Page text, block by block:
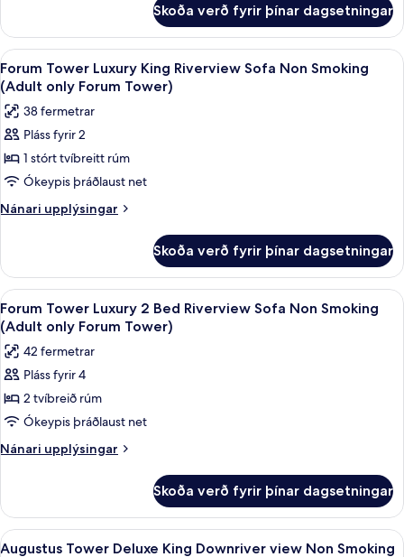
view
Non
Smoking
(Adult
only
Forum
Tower)
Tower
Deluxe
2
Bed
Downriver
view
Non
(Adult
only
Tower)
Skoða verð fyrir þínar dagsetningar
Skoða
allar
myndir
fyrir
Forum
Tower
Luxury
King
Non
Smoking
(Adult
only
Forum
Tower)
Rúmföt af bestu gerð, rúm með
4
Forum Tower Luxury King Riverview Sofa Non Smoking
(Adult only Forum Tower)
38 fermetrar
Pláss fyrir 2
1 stórt tvíbreitt rúm
Ókeypis þráðlaust net
Nánari upplýsingar
Nánari
Tower
Luxury
King
Riverview
Sofa
Non
Smoking
only
Forum
Skoða verð fyrir þínar dagsetningar
Skoða
allar
myndir
fyrir
Forum
Tower
Luxury
2
Sofa
Non
Smoking
Forum Tower Luxury 2 Bed
4
Forum Tower Luxury 2 Bed Riverview Sofa Non Smoking
(Adult only Forum Tower)
42 fermetrar
Pláss fyrir 4
2 tvíbreið rúm
Ókeypis þráðlaust net
Nánari upplýsingar
Nánari
Tower
Luxury
2
Skoða verð fyrir þínar dagsetningar
Skoða
Rúmföt af bestu gerð, rúm með
4
Augustus Tower Deluxe King Downriver view Non Smoking